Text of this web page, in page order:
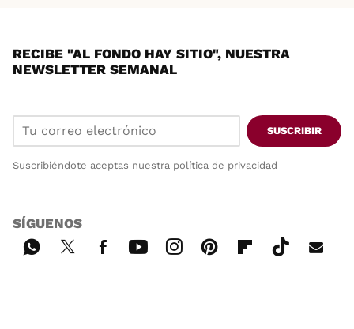
RECIBE "AL FONDO HAY SITIO", NUESTRA
NEWSLETTER SEMANAL
SUSCRIBIR
Suscribiéndote aceptas nuestra política de privacidad
SÍGUENOS